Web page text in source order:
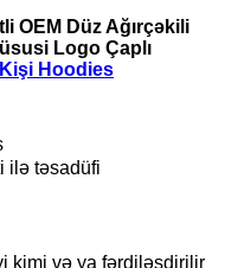
OEM Düz Ağırçəkili
Logo Çaplı
Kişi Hoodies
ilə təsadüfi
kimi və ya fərdiləşdirilir